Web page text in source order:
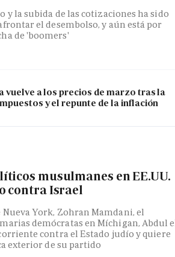
y la subida de las cotizaciones ha sido
el desembolso, y aún está por
de 'boomers'
vuelve a los precios de marzo tras la
y el repunte de la inflación
musulmanes en EE.UU.
contra Israel
Nueva York, Zohran Mamdani, el
demócratas en Míchigan, Abdul
contra el Estado judío y quiere
exterior de su partido